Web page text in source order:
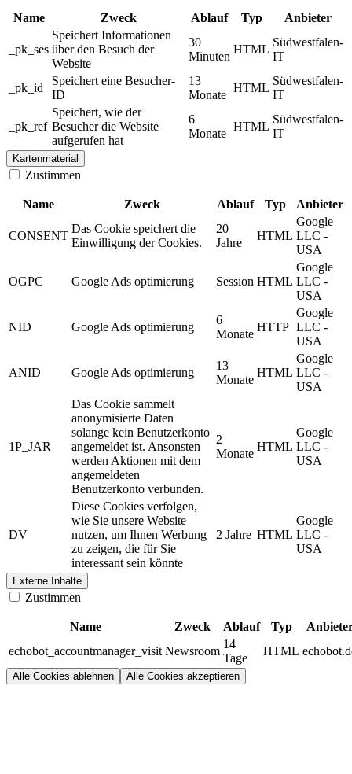
Name Zweck Ablauf Typ Anbieter
_pk_ses
Speichert Informationen
über den Besuch der
Website
30
Minuten
HTML
Südwestfalen-
IT
_pk_id
Speichert eine Besucher-
ID
13
Monate
HTML
Südwestfalen-
IT
_pk_ref
Speichert, wie der
Besucher die Website
aufgerufen hat
6
Monate
HTML
Südwestfalen-
IT
Kartenmaterial
Zustimmen
Name Zweck Ablauf Typ Anbieter
CONSENT
Das Cookie speichert die
Einwilligung der Cookies.
20
Jahre
HTML
Google
LLC -
USA
OGPC Google Ads optimierung Session HTML
Google
LLC -
USA
NID Google Ads optimierung
6
Monate
HTTP
Google
LLC -
USA
ANID Google Ads optimierung
13
Monate
HTML
Google
LLC -
USA
1P_JAR
Das Cookie sammelt
anonymisierte Daten
solange kein Benutzerkonto
angemeldet ist. Ansonsten
werden Aktionen mit dem
angemeldeten
Benutzerkonto verbunden.
2
Monate
HTML
Google
LLC -
USA
DV
Diese Cookies verfolgen,
wie Sie unsere Website
nutzen, um Ihnen Werbung
zu zeigen, die für Sie
interessant sein könnte
2 Jahre HTML
Google
LLC -
USA
Externe Inhalte
Zustimmen
Name Zweck Ablauf Typ
echobot_accountmanager_visit Newsroom
14
Tage
HTML
Alle Cookies ablehnen Alle Cookies akzeptieren